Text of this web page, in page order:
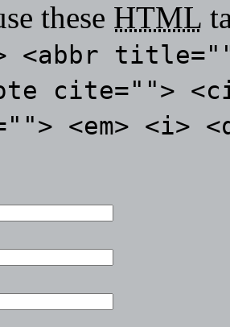
these HTML
cite="">
<em> <i>